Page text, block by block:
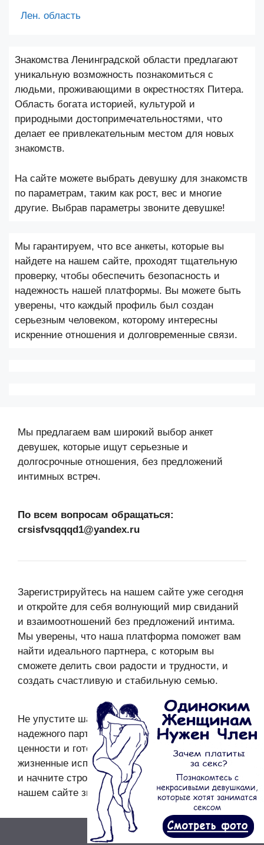
Лен. область
Знакомства Ленинградской области предлагают
уникальную возможность познакомиться с
людьми, проживающими в окрестностях Питера.
Область богата историей, культурой и
природными достопримечательностями, что
делает ее привлекательным местом для новых
знакомств.
На сайте можете выбрать девушку для знакомств
по параметрам, таким как рост, вес и многие
другие. Выбрав параметры звоните девушке!
Мы гарантируем, что все анкеты, которые вы
найдете на нашем сайте, проходят тщательную
проверку, чтобы обеспечить безопасность и
надежность нашей платформы. Вы можете быть
уверены, что каждый профиль был создан
серьезным человеком, которому интересны
искренние отношения и долговременные связи.
Мы предлагаем вам широкий выбор анкет
девушек, которые ищут серьезные и
долгосрочные отношения, без предложений
интимных встреч.
По всем вопросам обращаться:
crsisfvsqqqd1@yandex.ru
Зарегистрируйтесь на нашем сайте уже сегодня
и откройте для себя волнующий мир свиданий
и взаимоотношений без предложений интима.
Мы уверены, что наша платформа поможет вам
найти идеального партнера, с которым вы
сможете делить свои радости и трудности, и
создать счастливую и стабильную семью.
Не упустите шанс найти настоящую любовь и
надежного партнера, который разделяет ваши
ценности и готов пройти с вами сквозь все
жизненные испытания. Регистрируйтесь сейчас
и начните строить счастливое будущее на
нашем сайте знакомств!